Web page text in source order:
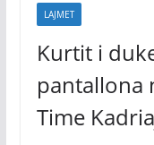
LAJMET
Kurtit i
pantallona
Time